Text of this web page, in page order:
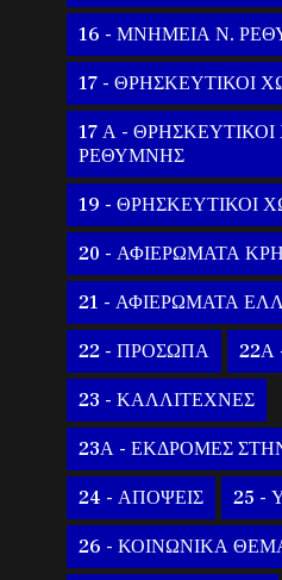
16 - ΜΝΗΜΕΙΑ Ν.
17 - ΘΡΗΣΚΕΥΤΙΚΟΙ
17 Α - ΘΡΗΣΚΕΥΤΙΚΟΙ
ΡΕΘΥΜΝΗΣ
19 - ΘΡΗΣΚΕΥΤΙΚΟΙ
20 - ΑΦΙΕΡΩΜΑΤΑ
21 - ΑΦΙΕΡΩΜΑΤΑ
22 - ΠΡΟΣΩΠΑ 22Α
23 - ΚΑΛΛΙΤΕΧΝΕΣ
23Α - ΕΚΔΡΟΜΕΣ
24 - ΑΠΟΨΕΙΣ 25 -
26 - ΚΟΙΝΩΝΙΚΑ